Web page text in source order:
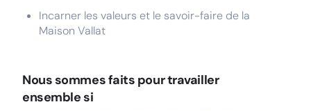
Incarner les valeurs et le savoir-faire de la
Maison Vallat
Nous sommes faits pour travailler
ensemble si